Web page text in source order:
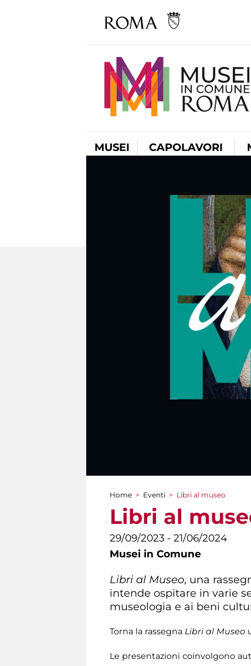
MUSEI CAPOLAVORI
Tu sei qui
Home > Eventi > Libri al museo
Libri al
29/09/2023 - 21/06/2024
Musei in Comune
Libri al Museo, una
intende ospitare in varie
museologia e ai beni
Torna la rassegna Libri al Museo
Le presentazioni coinvolgono